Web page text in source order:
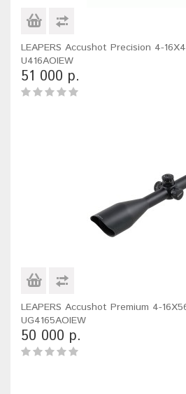
LEAPERS Accushot Precision 4-
U416AOIEW
51 000 р.
LEAPERS Accushot Premium 4-
UG4165AOIEW
50 000 р.